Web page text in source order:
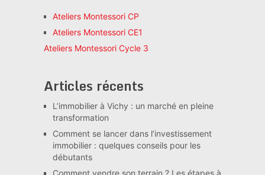
Ateliers Montessori CP
Ateliers Montessori CE1
Ateliers Montessori Cycle 3
Articles récents
L’immobilier à Vichy : un marché en pleine
transformation
Comment se lancer dans l’investissement
immobilier : quelques conseils pour les
débutants
Comment vendre son terrain ? Les étapes à